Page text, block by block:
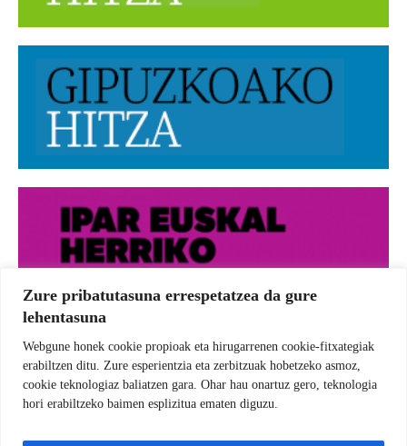
Zure pribatutasuna errespetatzea da gure
lehentasuna
Webgune honek cookie propioak eta hirugarrenen cookie-fitxategiak
erabiltzen ditu. Zure esperientzia eta zerbitzuak hobetzeko asmoz,
cookie teknologiaz baliatzen gara. Ohar hau onartuz gero, teknologia
hori erabiltzeko baimen esplizitua ematen diguzu.